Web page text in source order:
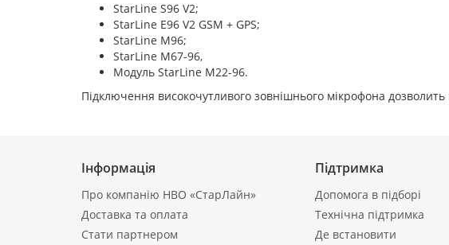
StarLine S96 V2;
StarLine E96 V2 GSM + GPS;
StarLine М96;
StarLine M67-96,
Модуль StarLine M22-96.
Підключення високочутливого зовнішнього мікрофона
Інформація
Про компанію НВО «СтарЛайн»
Доставка та оплата
Стати партнером
Підтримка
Допомога в підборі
Технічна підтримка
Де встановити